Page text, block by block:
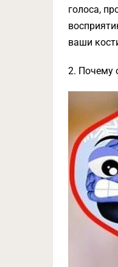
голоса,
ваши
2. Почему